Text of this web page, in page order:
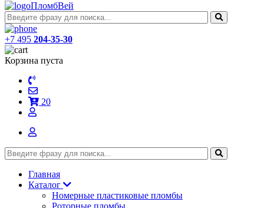
ПломбВей
+7 495 204-35-30
Корзина пуста
20
Главная
Каталог
Номерные пластиковые пломбы